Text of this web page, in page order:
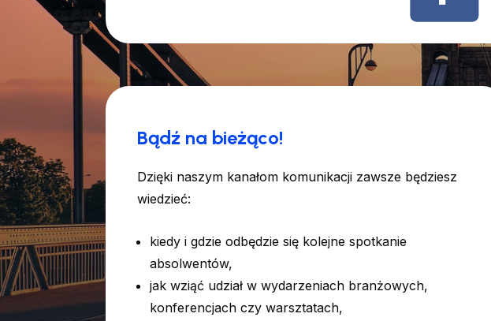
Bądź na bieżąco!
Dzięki naszym kanałom komunikacji zawsze będziesz
wiedzieć:
kiedy i gdzie odbędzie się kolejne spotkanie
absolwentów,
jak wziąć udział w wydarzeniach branżowych,
konferencjach czy warsztatach,